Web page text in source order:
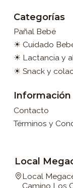
Categorías
Pañal Bebé
☀ Cuidado
☀ Lactancia y
☀ Snack y
Información
Contacto
Términos y
Local
Local
Camino Los